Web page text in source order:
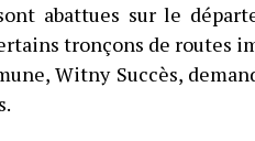
abattues sur le
tronçons de routes
Witny Succès,